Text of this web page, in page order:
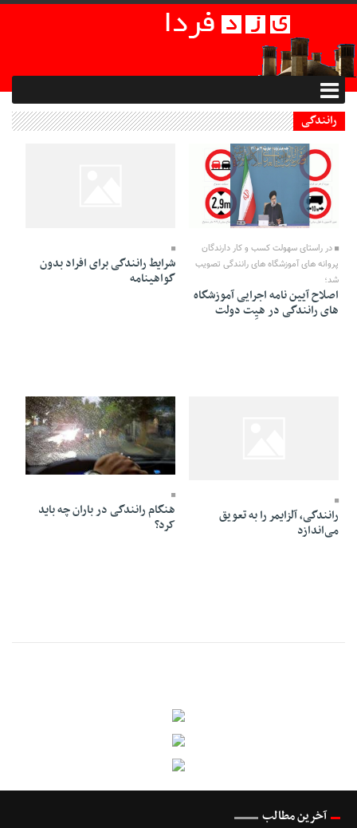
رانندگی
27 Mehr 1401 - 23:01
در راستای سهولت کسب و کار دارندگان
پروانه های آموزشگاه های رانندگی تصویب
شد؛
اصلاح آیین نامه اجرایی آموزشگاه
های رانندگی در هیِت دولت
شرایط رانندگی برای افراد بدون
گواهینامه
رانندگی، آلزایمر را به تعویق
می‌اندازد
04 Bahman 1394 - 11:52
هنگام رانندگی در باران چه باید
کرد؟
آخرین مطالب